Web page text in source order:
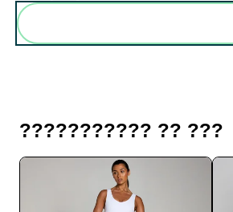
??????????? ?? ???